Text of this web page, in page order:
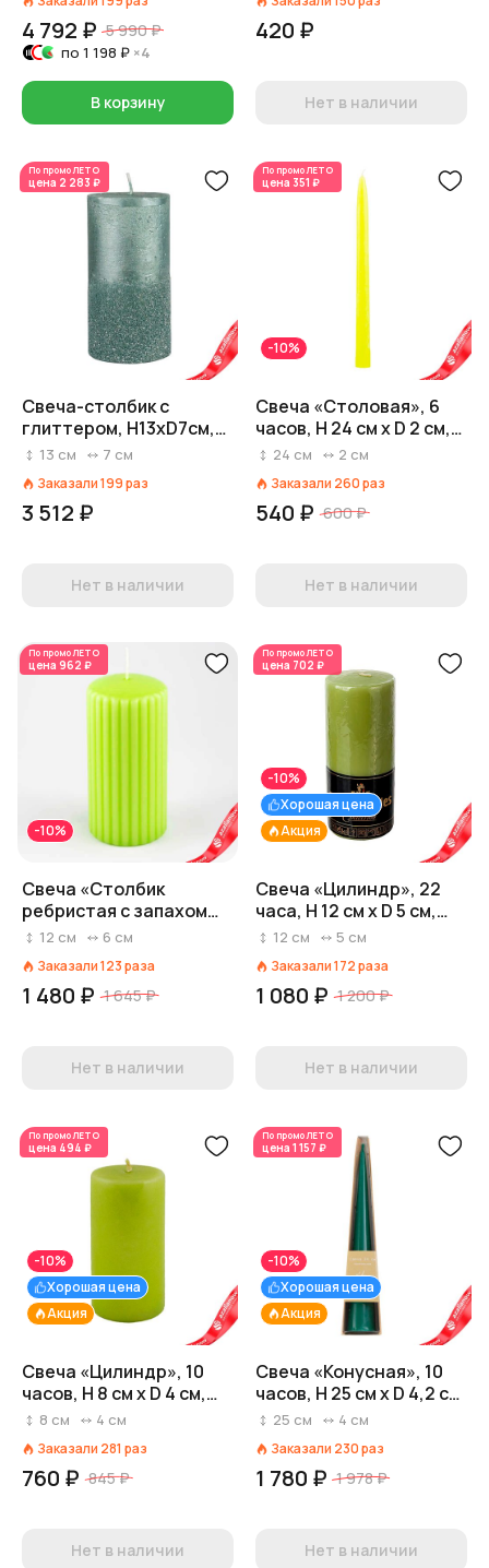
4 792 ₽ 5 990 ₽
по 1 198 ₽ ×4
В корзину
420 ₽
Нет в наличии
По промоЛЕТО
цена 2 283 ₽
Свеча-столбик с
глиттером, H13xD7см,
мятный
13 см 7 см
Заказали199раз
3 512 ₽
Нет в наличии
По промоЛЕТО
цена 351 ₽
-10%
Свеча «Столовая», 6
часов, H 24 см x D 2 см,
светло-зеленый
24 см 2 см
Заказали 260раз
540 ₽ 600 ₽
Нет в наличии
По промоЛЕТО
цена 962 ₽
-10%
Свеча «Столбик
ребристая с запахом
Зеленый чай», 33 часа,
12 см 6 см
Заказали123раза
1 480 ₽ 1 645 ₽
Нет в наличии
По промоЛЕТО
цена 702 ₽
Акция
Хорошая цена
-10%
Свеча «Цилиндр», 22
часа, H 12 см x D 5 см,
фисташковый
12 см 5 см
Заказали172раза
1 080 ₽ 1 200 ₽
Нет в наличии
По промоЛЕТО
цена 494 ₽
Акция
Хорошая цена
-10%
Свеча «Цилиндр», 10
часов, H 8 см x D 4 см,
фисташковый
8 см 4 см
Заказали 281 раз
760 ₽ 845 ₽
Нет в наличии
По промоЛЕТО
цена 1 157 ₽
Акция
Хорошая цена
-10%
Свеча «Конусная», 10
часов, H 25 см x D 4,2 см,
изумрудный
25 см 4 см
Заказали 230раз
1 780 ₽ 1 978 ₽
Нет в наличии